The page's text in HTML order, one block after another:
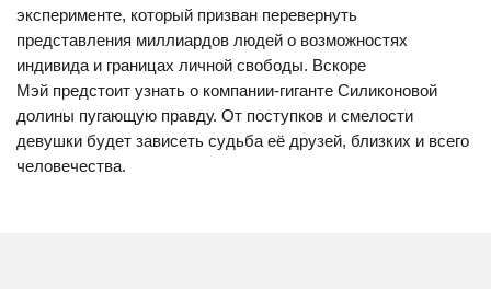
эксперименте, который призван перевернуть
представления миллиардов людей о возможностях
индивида и границах личной свободы. Вскоре
Мэй предстоит узнать о компании-гиганте Силиконовой
долины пугающую правду. От поступков и смелости
девушки будет зависеть судьба её друзей, близких и всего
человечества.